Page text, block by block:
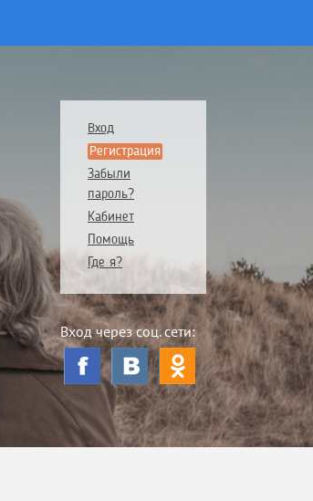
Вход
Регистрация
Забыли
пароль?
Кабинет
Помощь
Где я?
Вход через соц. сети: